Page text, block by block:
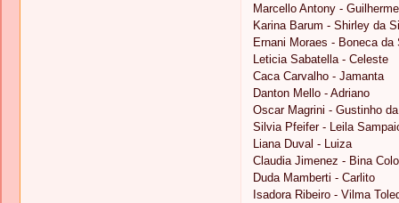
Marcello Antony -
Karina Barum - Shirley da
Ernani Moraes - Boneca da
Leticia Sabatella - Celeste
Caca Carvalho - Jamanta
Danton Mello - Adriano
Oscar Magrini - Gustinho
Silvia Pfeifer - Leila
Liana Duval - Luiza
Claudia Jimenez - Bina
Duda Mamberti - Carlito
Isadora Ribeiro - Vilma